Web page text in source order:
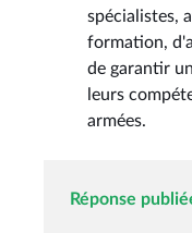
spécialistes,
formation,
de garantir
leurs
armées.
Réponse